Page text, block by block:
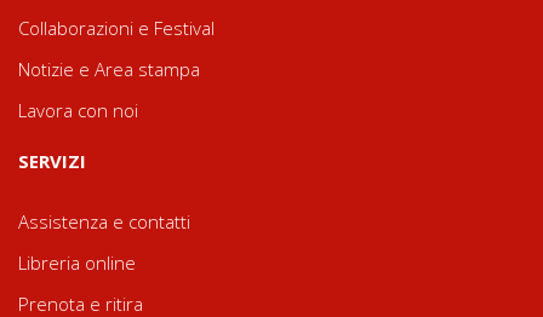
Collaborazioni e Festival
Notizie e Area stampa
Lavora con noi
SERVIZI
Assistenza e contatti
Libreria online
Prenota e ritira